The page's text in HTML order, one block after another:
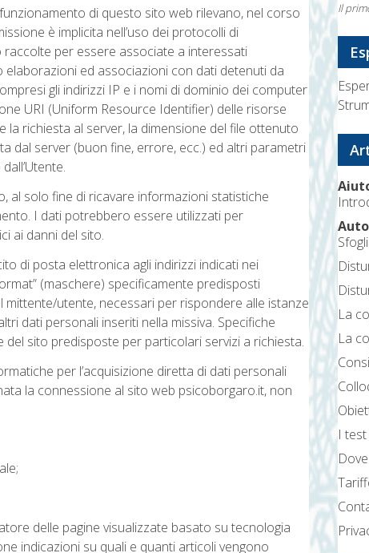
di questo sito web rilevano, nel corso
è implicita nell’uso dei protocolli di
per essere associate a interessati
ed associazioni con dati detenuti da
gli indirizzi IP e i nomi di dominio dei computer
URI (Uniform Resource Identifier) delle risorse
richiesta al server, la dimensione del file ottenuto
dal server (buon fine, errore, ecc.) ed altri parametri
al solo fine di ricavare informazioni statistiche
I dati potrebbero essere utilizzati per
ai danni del sito.
di posta elettronica agli indirizzi indicati nei
(maschere) specificamente predisposti
mittente/utente, necessari per rispondere alle istanze
dati personali inseriti nella missiva. Specifiche
sito predisposte per particolari servizi a richiesta.
per l’acquisizione diretta di dati personali
la connessione al sito web psicoborgaro.it, non
delle pagine visualizzate basato su tecnologia
indicazioni su quali e quanti articoli vengono
Il
La
La
I test
Dove